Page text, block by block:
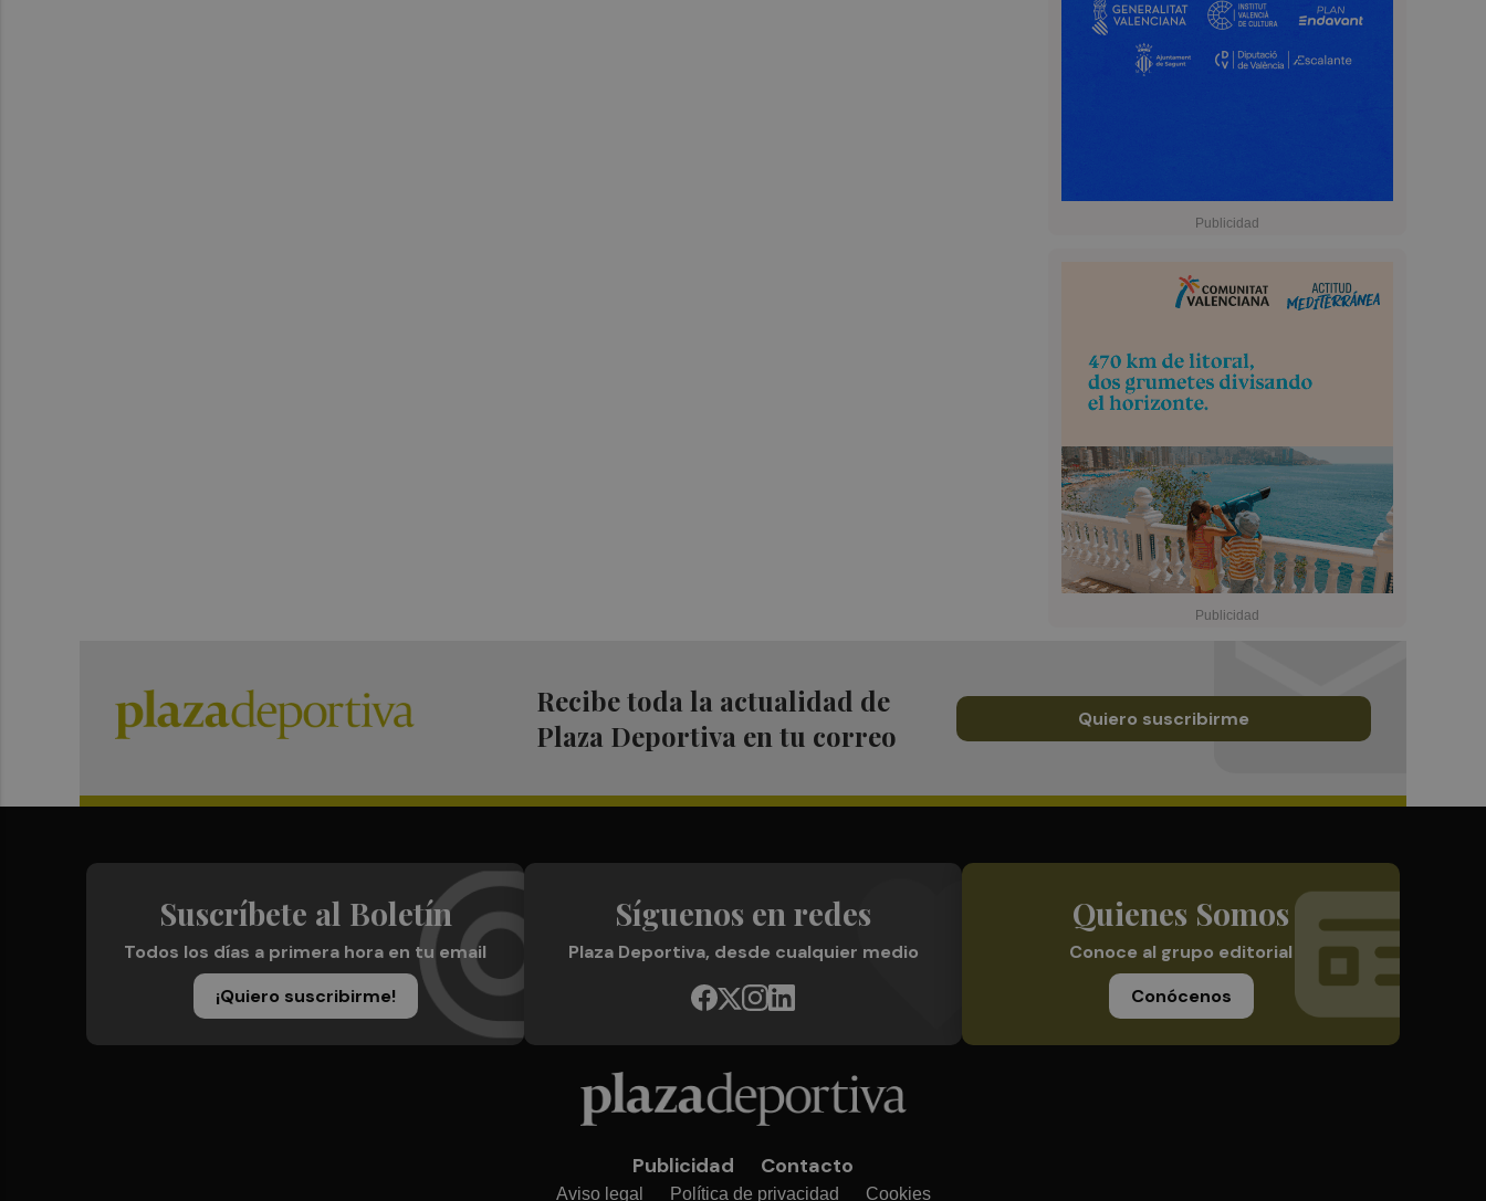
Recibe toda la actualidad de
Plaza Deportiva en tu correo
Quiero suscribirme
Suscríbete al Boletín
Todos los días a primera hora en tu email
¡Quiero suscribirme!
Síguenos en redes
Plaza Deportiva, desde cualquier medio
Quienes Somos
Conoce al grupo editorial
Conócenos
Publicidad Contacto
Aviso legal Política de privacidad Cookies